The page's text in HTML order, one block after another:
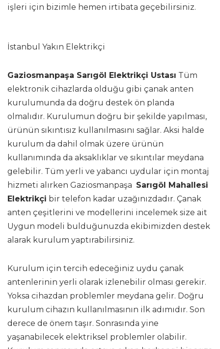
işleri için bizimle hemen irtibata geçebilirsiniz.
İstanbul Yakın Elektrikçi
Gaziosmanpaşa Sarıgöl Elektrikçi Ustası Tüm
elektronik cihazlarda olduğu gibi çanak anten
kurulumunda da doğru destek ön planda
olmalıdır. Kurulumun doğru bir şekilde yapılması,
ürünün sıkıntısız kullanılmasını sağlar. Aksi halde
kurulum da dahil olmak üzere ürünün
kullanımında da aksaklıklar ve sıkıntılar meydana
gelebilir. Tüm yerli ve yabancı uydular için montaj
hizmeti alırken Gaziosmanpaşa Sarıgöl Mahallesi
Elektrikçi bir telefon kadar uzağınızdadır. Çanak
anten çeşitlerini ve modellerini incelemek size ait
Uygun modeli bulduğunuzda ekibimizden destek
alarak kurulum yaptırabilirsiniz.
Kurulum için tercih edeceğiniz uydu çanak
antenlerinin yerli olarak izlenebilir olması gerekir.
Yoksa cihazdan problemler meydana gelir. Doğru
kurulum cihazın kullanılmasının ilk adımıdır. Son
derece de önem taşır. Sonrasında yine
yaşanabilecek elektriksel problemler olabilir.